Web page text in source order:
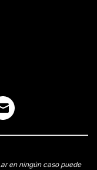
en ningún caso puede